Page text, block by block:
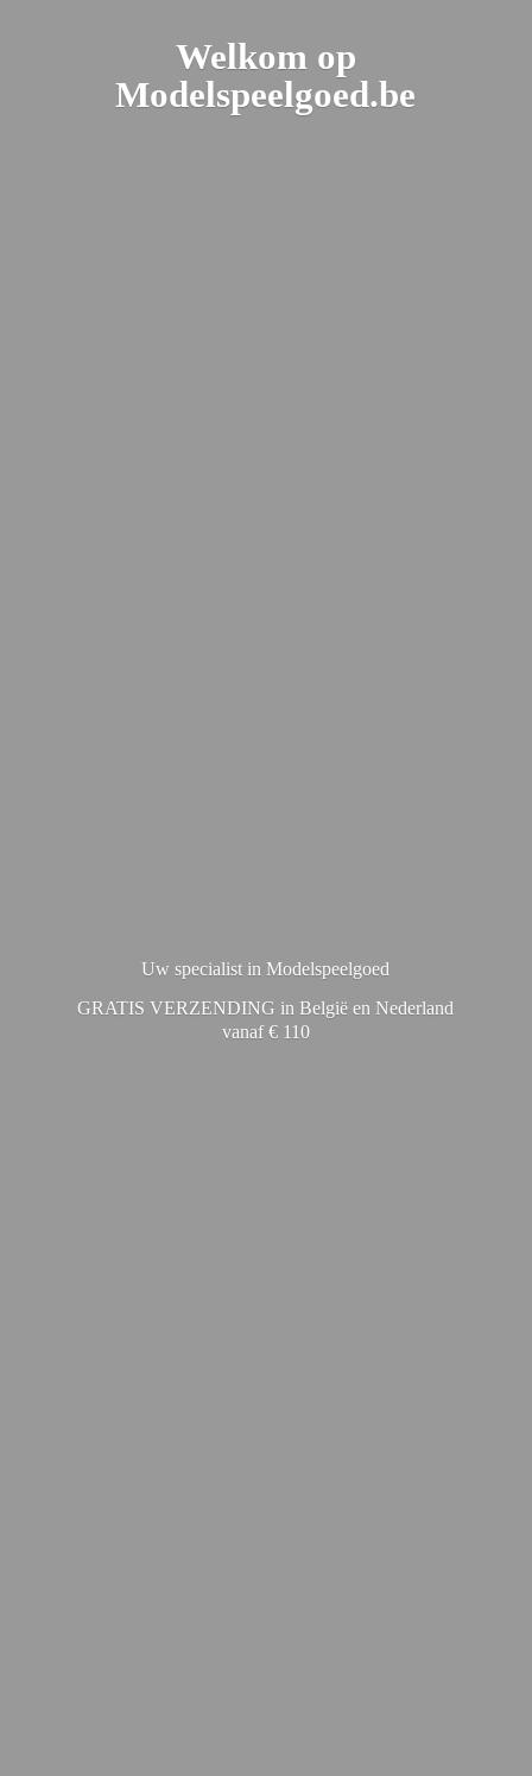
Welkom op
Modelspeelgoed.be
Uw specialist in Modelspeelgoed
GRATIS VERZENDING in België en Nederland
vanaf € 110